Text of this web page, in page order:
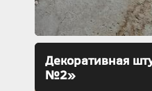
Декоративная
№2»